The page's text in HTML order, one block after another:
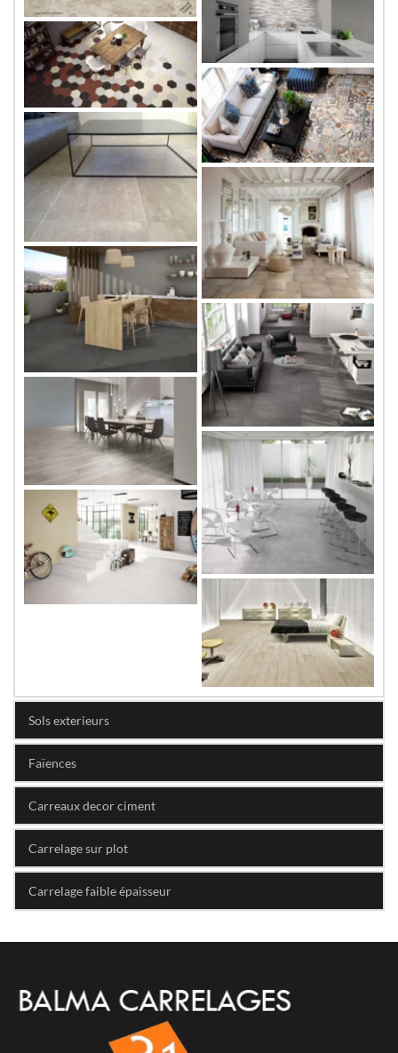
Sols exterieurs
Faïences
Carreaux decor ciment
Carrelage sur plot
Carrelage faible épaisseur